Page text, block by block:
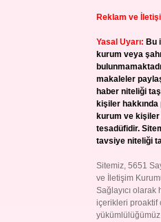
Reklam ve
Yasal Uyarı: Bu
kurum veya
makaleler
haber niteliği
kişiler hakkında
kurum ve
tesadüfidir.
tavsiye niteliği
Sitemiz, 5651
ve İletişim
Sağlayıcı
içerikleri proaktif